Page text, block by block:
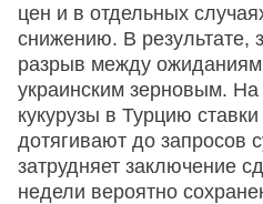
цен и в отдельных
снижению. В результате,
разрыв между
украинским зерновым.
кукурузы в Турцию
дотягивают до запросов
затрудняет заключение
недели вероятно